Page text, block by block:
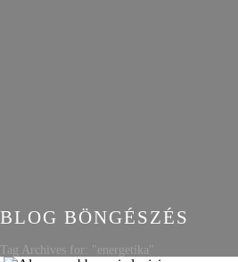
BLOG BÖNGÉSZÉS
Tag Archives for: "energetika"